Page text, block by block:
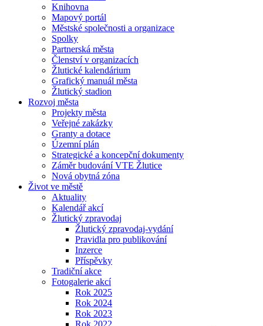
Knihovna
Mapový portál
Městské společnosti a organizace
Spolky
Partnerská města
Členství v organizacích
Žlutické kalendárium
Grafický manuál města
Žlutický stadion
Rozvoj města
Projekty města
Veřejné zakázky
Granty a dotace
Územní plán
Strategické a koncepční dokumenty
Záměr budování VTE Žlutice
Nová obytná zóna
Život ve městě
Aktuality
Kalendář akcí
Žlutický zpravodaj
Žlutický zpravodaj-vydání
Pravidla pro publikování
Inzerce
Příspěvky
Tradiční akce
Fotogalerie akcí
Rok 2025
Rok 2024
Rok 2023
Rok 2022